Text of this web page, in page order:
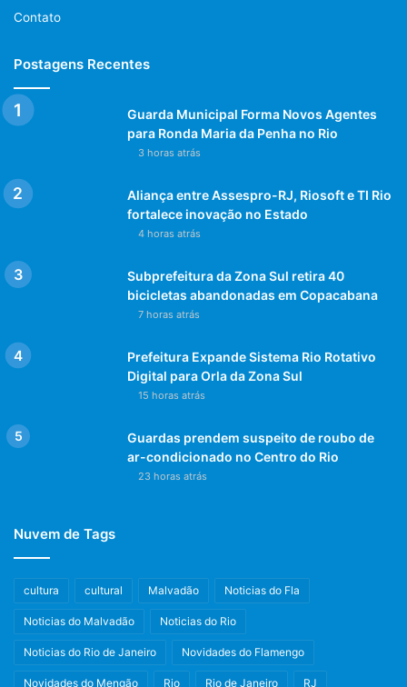
Contato
Postagens Recentes
Guarda Municipal Forma Novos Agentes
para Ronda Maria da Penha no Rio
3 horas atrás
Aliança entre Assespro-RJ, Riosoft e TI Rio
fortalece inovação no Estado
4 horas atrás
Subprefeitura da Zona Sul retira 40
bicicletas abandonadas em Copacabana
7 horas atrás
Prefeitura Expande Sistema Rio Rotativo
Digital para Orla da Zona Sul
15 horas atrás
Guardas prendem suspeito de roubo de
ar-condicionado no Centro do Rio
23 horas atrás
Nuvem de Tags
cultura cultural Malvadão Noticias do Fla
Noticias do Malvadão Noticias do Rio
Noticias do Rio de Janeiro Novidades do Flamengo
Novidades do Mengão Rio Rio de Janeiro RJ